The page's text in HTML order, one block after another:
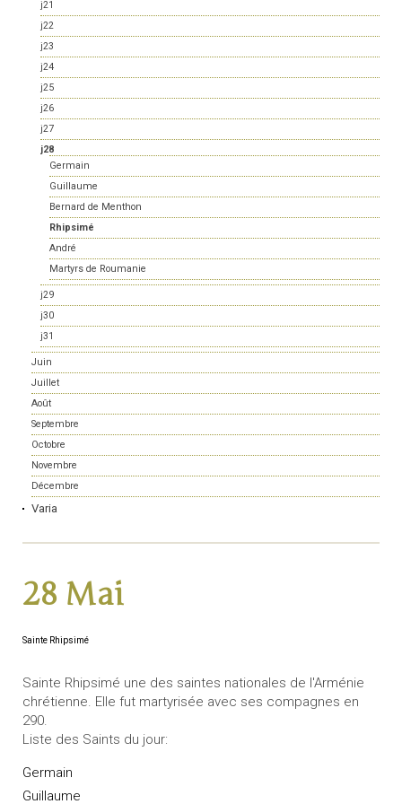
j21
j22
j23
j24
j25
j26
j27
j28
Germain
Guillaume
Bernard de Menthon
Rhipsimé
André
Martyrs de Roumanie
j29
j30
j31
Juin
Juillet
Août
Septembre
Octobre
Novembre
Décembre
Varia
28 Mai
Sainte Rhipsimé
Sainte Rhipsimé une des saintes nationales de l'Arménie
chrétienne. Elle fut martyrisée avec ses compagnes en
290.
Liste des Saints du jour:
Germain
Guillaume